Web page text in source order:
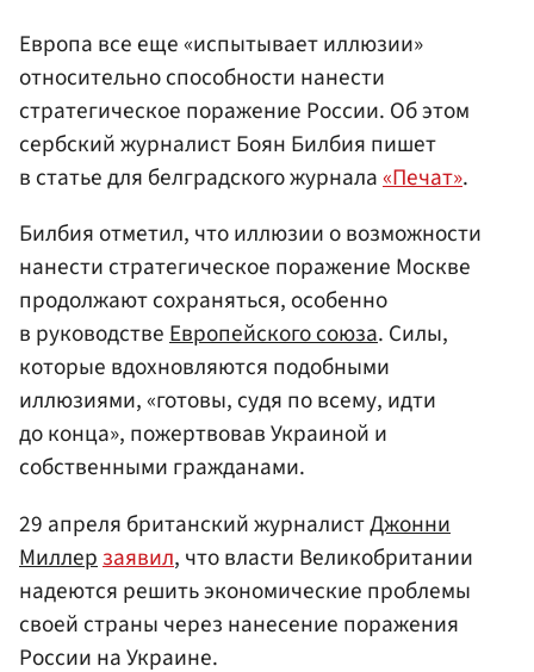
Европа все еще «испытывает иллюзии»
относительно способности нанести
стратегическое поражение России. Об этом
сербский журналист Боян Билбия пишет
в статье для белградского журнала«Печат».
Билбия отметил, что иллюзии о возможности
нанести стратегическое поражение Москве
продолжают сохраняться, особенно
в руководствеЕвропейского союза. Силы,
которые вдохновляются подобными
иллюзиями, «готовы, судя по всему, идти
до конца», пожертвовав Украиной и
собственными гражданами.
29 апреля британский журналистДжонни
Миллер заявил, что власти Великобритании
надеются решить экономические проблемы
своей страны через нанесение поражения
России на Украине.